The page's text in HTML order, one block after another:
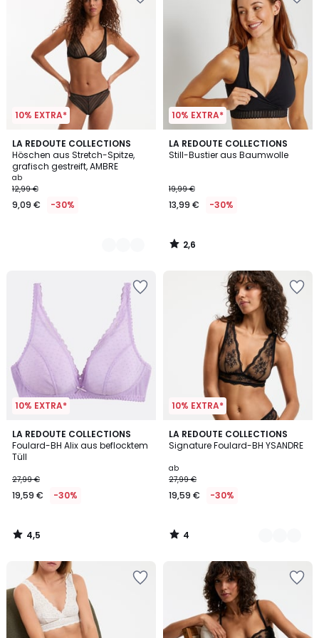
10% EXTRA*
LA REDOUTE COLLECTIONS
Höschen aus Stretch-Spitze,
grafisch gestreift, AMBRE
ab
12,99 €
9,09 € -30%
2
Farben
10% EXTRA*
LA REDOUTE COLLECTIONS
Still-Bustier aus Baumwolle
19,99 €
13,99 € -30%
2,6
/ 5
2,6
/
10% EXTRA*
LA REDOUTE COLLECTIONS
Foulard-BH Alix aus beflocktem
Tüll
27,99 €
19,59 € -30%
4,5
/ 5
4,5
/
10% EXTRA*
LA REDOUTE COLLECTIONS
Signature Foulard-BH YSANDRE
ab
27,99 €
19,59 € -30%
4
/
2
Farben
4
/